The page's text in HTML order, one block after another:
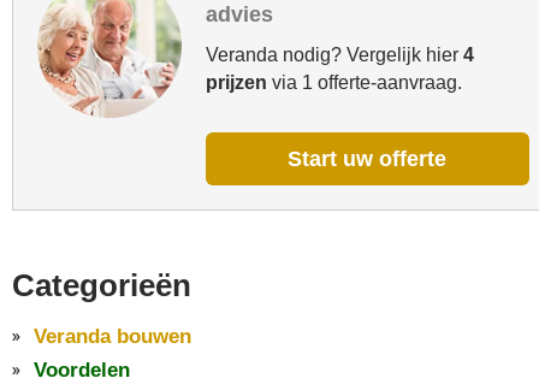
advies
Veranda nodig? Vergelijk hier 4
prijzen via 1 offerte-aanvraag.
Start uw offerte
Categorieën
Veranda bouwen
Voordelen